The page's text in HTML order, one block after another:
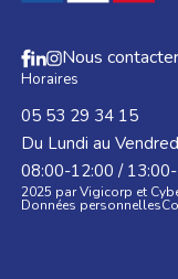
Nous contacter
Horaires
05 53 29 34 15
Du Lundi au
08:00-12:00 /
2025 par Vigicorp et
Données personnelles